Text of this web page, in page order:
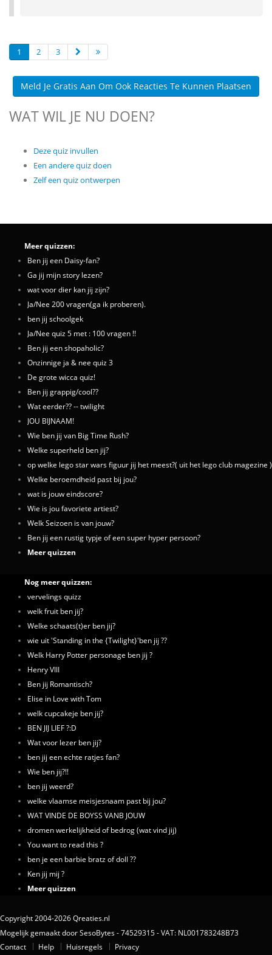
1 2 3
Meld Je Gratis Aan Om Ook Reacties Te Kunnen Plaatsen
WAT WIL JE NU DOEN?
Deze quiz invullen
Een andere quiz doen
Zelf een quiz ontwerpen
Meer quizzen:
Ben jij een Daisy-fan?
Ga jij mijn story lezen?
wat voor dier kan jij zijn?
Ja/Nee 200 vragen(ga ik proberen).
ben jij schoolgek
Ja/Nee quiz 5 met : 100 vragen !!
Ben jij een shopaholic?
Onzinnige ja & nee quiz 3
De grote wicca quiz!
Ben jij grappig/cool??
Wat eerder?? -- twilight
JOU BIJNAAM!
Wie ben jij van Big Time Rush?
Welke superheld ben jij?
op welke lego star wars figuur jij het meest?( uit het lego club magezine )
Welke beroemdheid past bij jou?
wat is jouw eindscore?
Wie is jou favoriete artiest?
Welk Seizoen is van jouw?
Ben jij een rustig typje of een super hyper persoon?
Meer quizzen
Nog meer quizzen:
vervelings quizz
welk fruit ben jij?
Welke schaats(t)er ben jij?
wie uit 'Standing in the {Twilight}'ben jij ??
Welk Harry Potter personage ben jij ?
Henry VIII
Ben jij Romantisch?
Elise in Love with Tom
welk cupcakeje ben jij?
BEN JIJ LIEF ?:D
Wat voor lezer ben jij?
ben jij een echte ratjes fan?
Wie ben jij?!!
ben jij weerd?
welke vlaamse meisjesnaam past bij jou?
WAT VINDE DE BOYSS VANB JOUW
dromen werkelijkheid of bedrog (wat vind jij)
You want to read this ?
ben je een barbie bratz of doll ??
Ken jij mij ?
Meer quizzen
Copyright 2004-2026 Qreaties.nl
Mogelijk gemaakt door SesoBytes - 74529315 - VAT: NL001783248B73
Contact
Help Huisregels Privacy